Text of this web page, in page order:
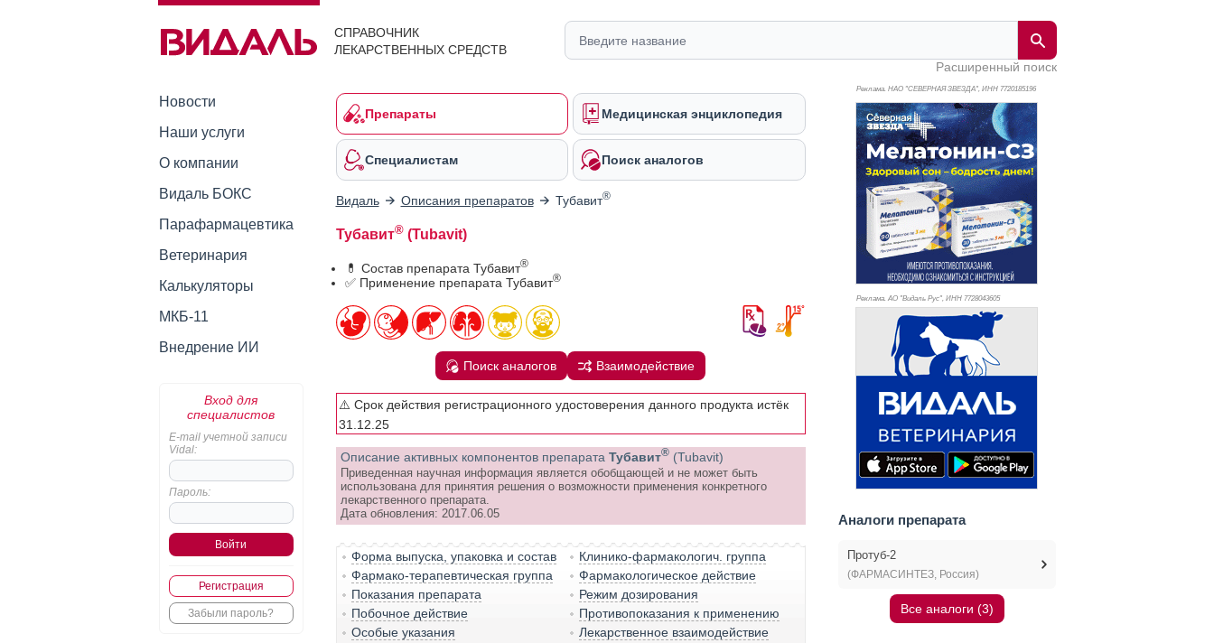
СПРАВОЧНИК
ЛЕКАРСТВЕННЫХ СРЕДСТВ
Расширенный поиск
Новости
Наши услуги
О компании
Видаль БОКС
Парафармацевтика
Ветеринария
Калькуляторы
МКБ-11
Внедрение ИИ
Вход для
специалистов
E-mail учетной записи
Vidal:
Пароль:
Регистрация
Забыли пароль?
Препараты Медицинская энциклопедия
Специалистам Поиск аналогов
Видаль Описания препаратов Тубавит®
Тубавит®(Tubavit)
💊 Состав препарата Тубавит®
✅ Применение препарата Тубавит®
Поиск аналогов Взаимодействие
⚠️ Срок действия регистрационного удостоверения данного продукта истёк
31.12.25
Описание активных компонентов препарата Тубавит® (Tubavit)
Приведенная научная информация является обобщающей и не может быть
использована для принятия решения о возможности применения конкретного
лекарственного препарата.
Дата обновления: 2017.06.05
Форма выпуска, упаковка и состав
Клинико-фармакологич. группа
Фармако-терапевтическая группа
Фармакологическое действие
Показания препарата
Режим дозирования
Побочное действие
Противопоказания к применению
Особые указания
Лекарственное взаимодействие
Реклама. НАО "СЕВЕРНАЯ ЗВЕЗДА", ИНН 7720185196
Реклама. АО "Видаль Рус", ИНН 7728043605
Аналоги препарата
Протуб-2
(ФАРМАСИНТЕЗ, Россия)
Все аналоги (3)